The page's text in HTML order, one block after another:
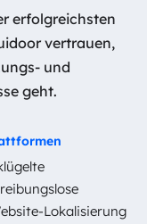
erfolgreichsten
vertrauen,
und
geht.
Lokalisierung